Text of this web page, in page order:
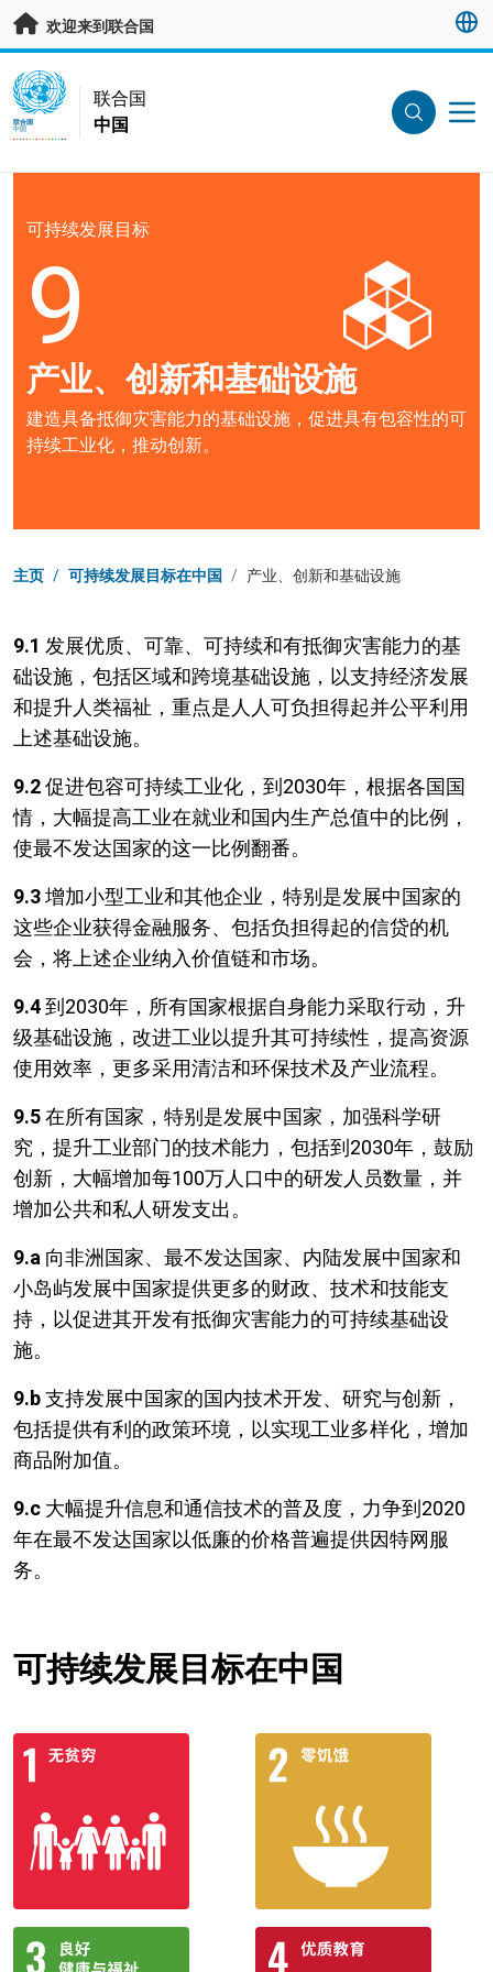
跳转至主要内容
欢迎来到联合国
UN Logo
联合国
中国
联合国
中国
可持续发展目标
9
产业、创新和基础设施
建造具备抵御灾害能力的基础设施，促进具有包容性的可
持续工业化，推动创新。
页面路径
主页 / 可持续发展目标在中国 / 产业、创新和基础设施
9.1 发展优质、可靠、可持续和有抵御灾害能力的基
础设施，包括区域和跨境基础设施，以支持经济发展
和提升人类福祉，重点是人人可负担得起并公平利用
上述基础设施。
9.2促进包容可持续工业化，到2030年，根据各国国
情，大幅提高工业在就业和国内生产总值中的比例，
使最不发达国家的这一比例翻番。
9.3增加小型工业和其他企业，特别是发展中国家的
这些企业获得金融服务、包括负担得起的信贷的机
会，将上述企业纳入价值链和市场。
9.4到2030年，所有国家根据自身能力采取行动，升
级基础设施，改进工业以提升其可持续性，提高资源
使用效率，更多采用清洁和环保技术及产业流程。
9.5在所有国家，特别是发展中国家，加强科学研
究，提升工业部门的技术能力，包括到2030年，鼓励
创新，大幅增加每100万人口中的研发人员数量，并
增加公共和私人研发支出。
9.a 向非洲国家、最不发达国家、内陆发展中国家和
小岛屿发展中国家提供更多的财政、技术和技能支
持，以促进其开发有抵御灾害能力的可持续基础设
施。
9.b支持发展中国家的国内技术开发、研究与创新，
包括提供有利的政策环境，以实现工业多样化，增加
商品附加值。
9.c 大幅提升信息和通信技术的普及度，力争到2020
年在最不发达国家以低廉的价格普遍提供因特网服
务。
可持续发展目标在中国